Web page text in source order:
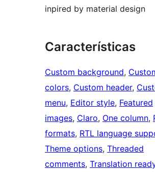
inpired by material design
Características
Custom background,
colors, Custom header,
menu, Editor style, Featured
images, Claro, One column,
formats, RTL language
Theme options, Threaded
comments, Translation